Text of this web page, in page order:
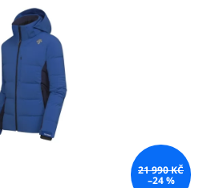
21 990 KČ
–24 %